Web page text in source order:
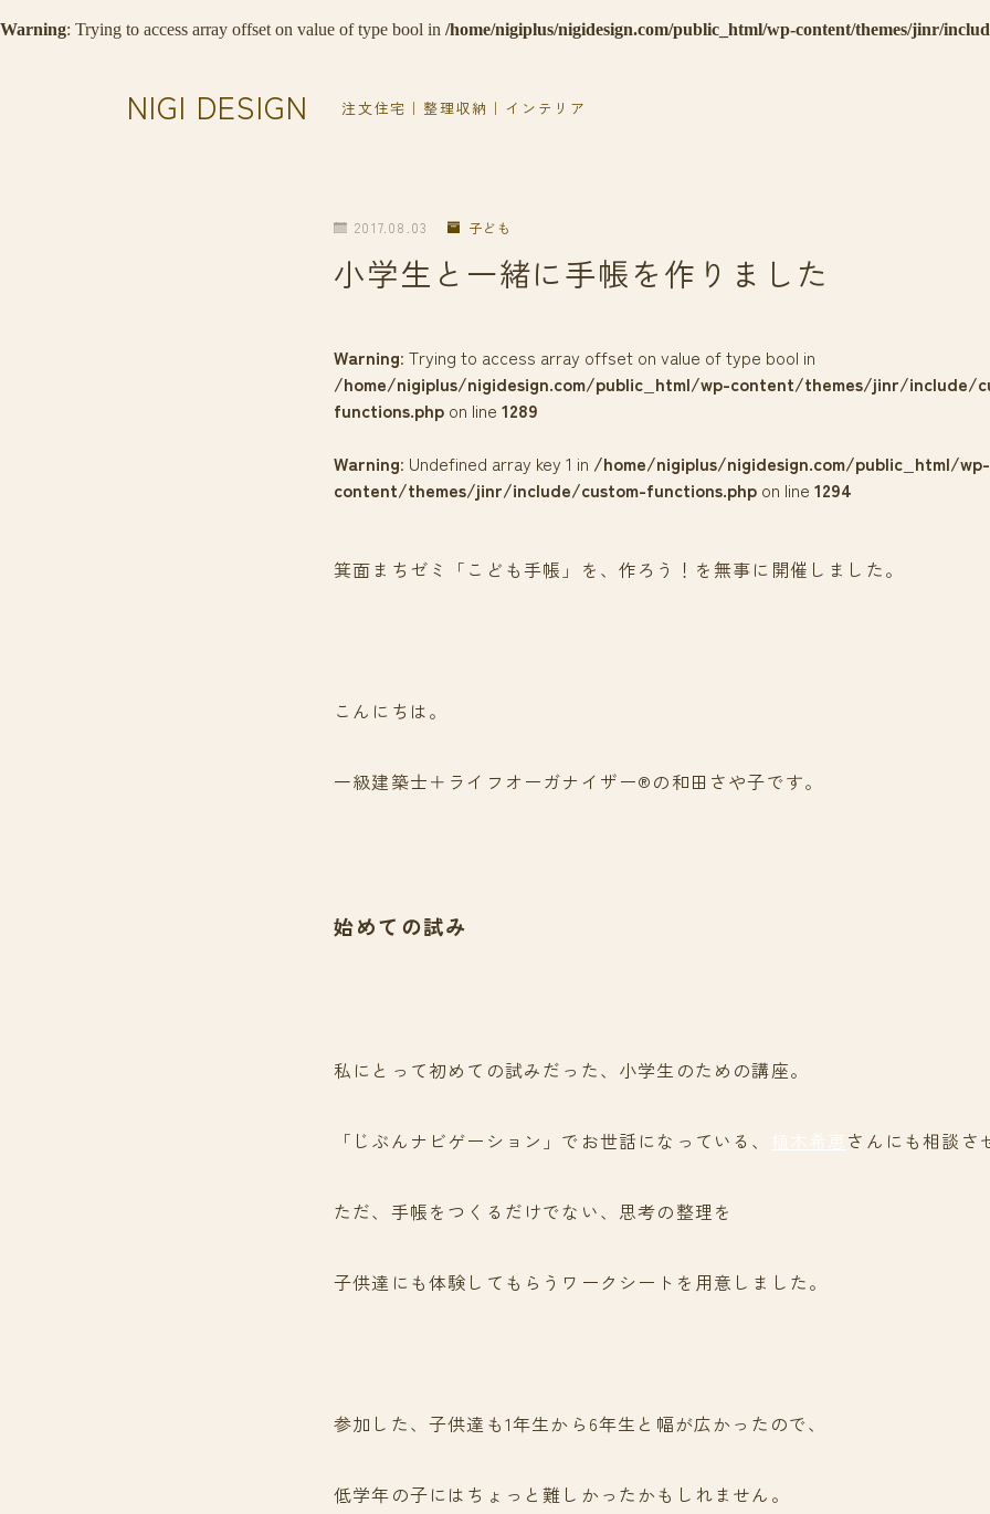
Warning: Trying to access array offset on value of type bool in /home/nigiplus/nigidesign.com/public_html/wp-content/themes/jinr/
NIGI DESIGN 注文住宅｜整理収納｜インテリア
2017.08.03 子ども
小学生と一緒に手帳を作りました
Warning: Trying to access array offset on value of type bool in
/home/nigiplus/nigidesign.com/public_html/wp-content/themes/jinr/include/
functions.php on line 1289
Warning: Undefined array key 1 in /home/nigiplus/nigidesign.com/public_html/wp-
content/themes/jinr/include/custom-functions.php on line 1294
箕面まちゼミ「こども手帳」を、作ろう！を無事に開催しました。
こんにちは。
一級建築士＋ライフオーガナイザー®の和田さや子です。
始めての試み
私にとって初めての試みだった、小学生のための講座。
「じぶんナビゲーション」でお世話になっている、 さんにも相談さ
ただ、手帳をつくるだけでない、思考の整理を
子供達にも体験してもらうワークシートを用意しました。
参加した、子供達も1年生から6年生と幅が広かったので、
低学年の子にはちょっと難しかったかもしれません。